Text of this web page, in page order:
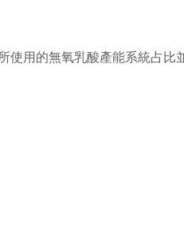
使用的無氧乳酸產能系統占比